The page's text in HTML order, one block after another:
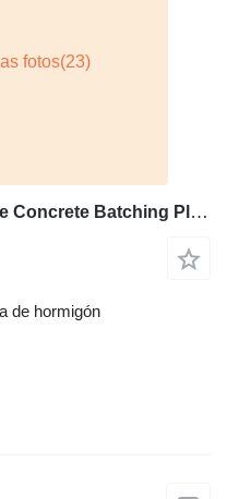
Conmach MobKing-100 Mobile Concrete Batching Plant - 100 m3/h
de hormigón